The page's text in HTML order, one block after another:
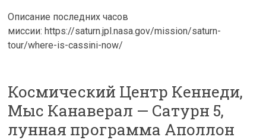
Описание последних часов
миссии: https://saturn.jpl.nasa.gov/mission/saturn-
tour/where-is-cassini-now/
Космический Центр Кеннеди,
Мыс Канаверал — Сатурн 5,
лунная программа Аполлон